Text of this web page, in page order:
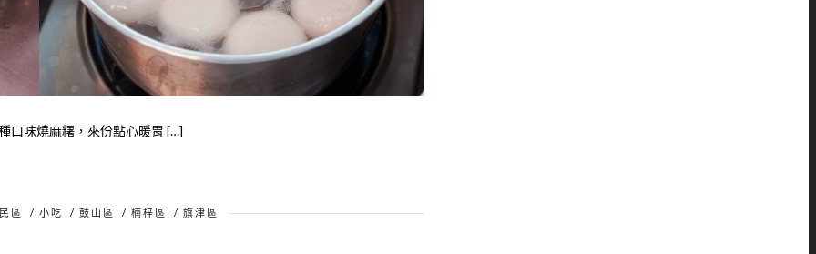
口味燒麻糬，來份點心暖胃 […]
區 / 小吃 / 鼓山區 / 楠梓區 / 旗津區